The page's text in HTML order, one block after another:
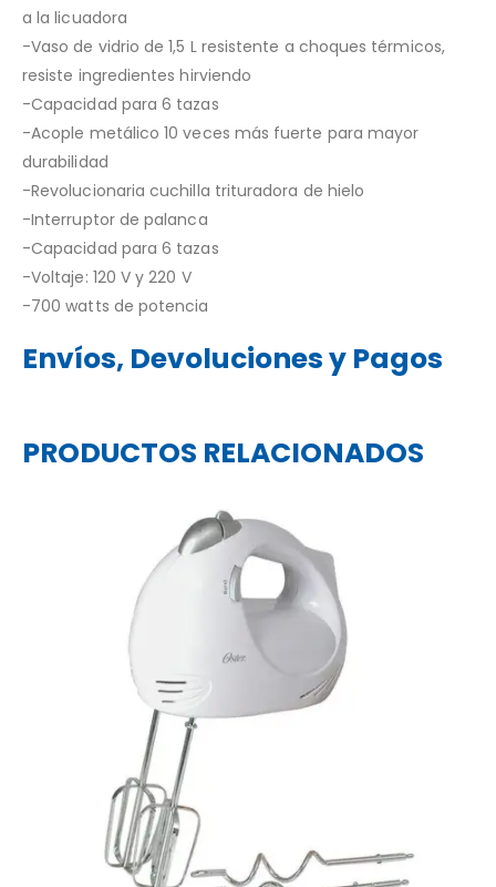
a la licuadora
-Vaso de vidrio de 1,5 L resistente a choques térmicos,
resiste ingredientes hirviendo
-Capacidad para 6 tazas
-Acople metálico 10 veces más fuerte para mayor
durabilidad
-Revolucionaria cuchilla trituradora de hielo
-Interruptor de palanca
-Capacidad para 6 tazas
-Voltaje: 120 V y 220 V
-700 watts de potencia
Envíos, Devoluciones y Pagos
PRODUCTOS RELACIONADOS